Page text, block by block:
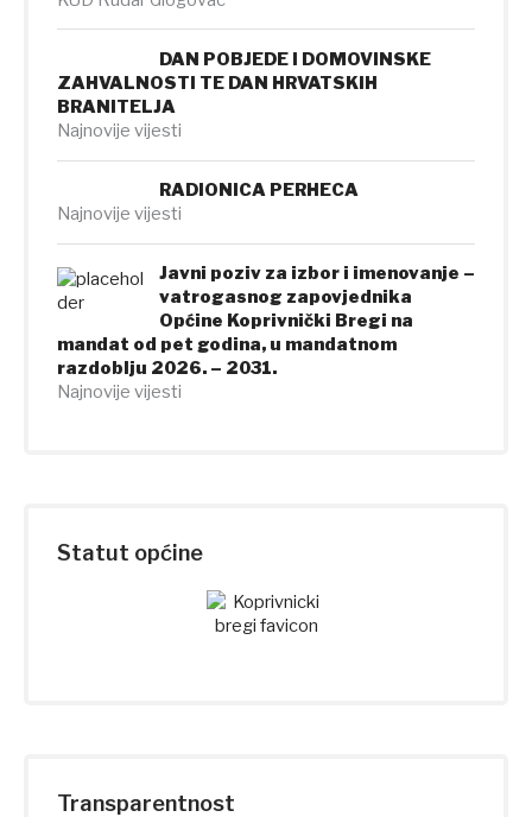
DAN POBJEDE I DOMOVINSKE
ZAHVALNOSTI TE DAN HRVATSKIH
BRANITELJA
Najnovije vijesti
RADIONICA PERHECA
Najnovije vijesti
Javni poziv za izbor i imenovanje –
vatrogasnog zapovjednika
Općine Koprivnički Bregi na
mandat od pet godina, u mandatnom
razdoblju 2026. – 2031.
Najnovije vijesti
Statut općine
Transparentnost